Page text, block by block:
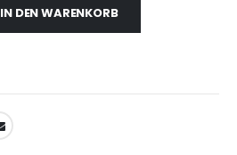
IN DEN WARENKORB